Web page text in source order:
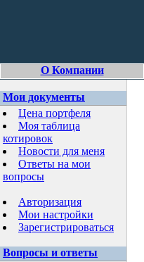
О Компании
Мои документы
Цена портфеля
Моя таблица
котировок
Новости для меня
Ответы на мои
вопросы
Авторизация
Мои настройки
Зарегистрироваться
Вопросы и ответы